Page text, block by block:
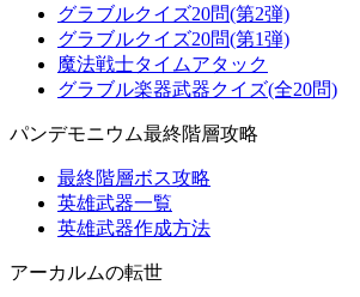
グラブルクイズ20問(第2弾)
グラブルクイズ20問(第1弾)
魔法戦士タイムアタック
グラブル楽器武器クイズ(全20問)
パンデモニウム最終階層攻略
最終階層ボス攻略
英雄武器一覧
英雄武器作成方法
アーカルムの転世